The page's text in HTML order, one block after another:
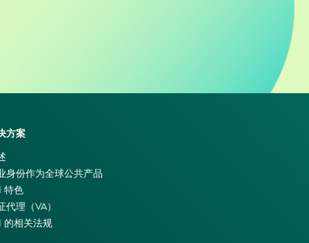
方案
身份作为全球公共产品
特色
代理（VA）
的相关法规